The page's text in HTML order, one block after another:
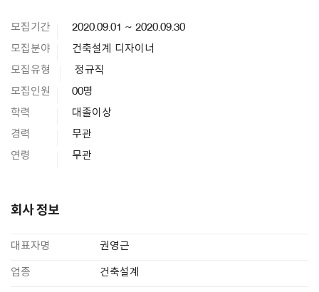
모집기간 2020.09.01 ~ 2020.09.30
모집분야 건축설계 디자이너
모집유형 정규직
모집인원 00명
학력 대졸이상
경력 무관
연령 무관
회사 정보
대표자명 권영근
업종 건축설계